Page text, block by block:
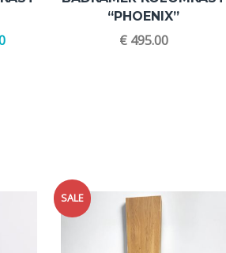
“PHOENIX”
€495.00
SALE